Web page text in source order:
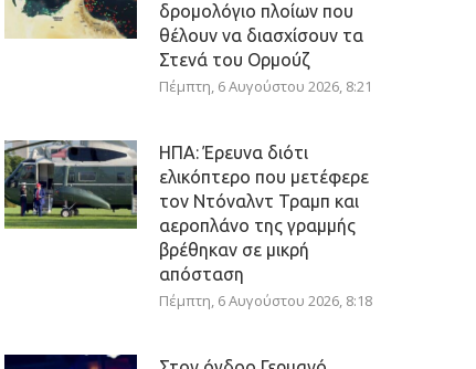
δρομολόγιο πλοίων που
θέλουν να διασχίσουν τα
Στενά του Ορμούζ
Πέμπτη, 6 Αυγούστου 2026, 8:21
ΗΠΑ: Έρευνα διότι
ελικόπτερο που μετέφερε
τον Ντόναλντ Τραμπ και
αεροπλάνο της γραμμής
βρέθηκαν σε μικρή
απόσταση
Πέμπτη, 6 Αυγούστου 2026, 8:18